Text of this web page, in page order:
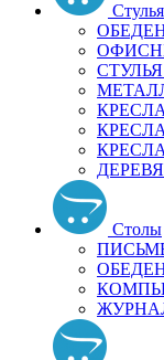
Стулья
Столы